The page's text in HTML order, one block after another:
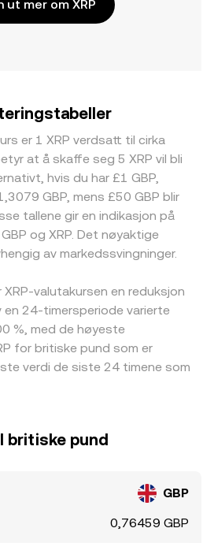
ut mer om XRP
er 1 XRP verdsatt til cirka
at å skaffe seg 5 XRP vil bli
hvis du har £1 GBP,
GBP, mens £50 GBP blir
tallene gir en indikasjon på
og XRP. Det nøyaktige
av markedssvingninger.
valutakursen en reduksjon
en 24-timersperiode varierte
%, med de høyeste
for britiske pund som er
verdi de siste 24 timene som
britiske pund
GBP
0,76459 GBP